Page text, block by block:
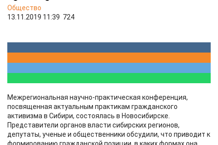
Общество
13.11.2019 11:39 724
Межрегиональная научно-практическая конференция,
посвященная актуальным практикам гражданского
активизма в Сибири, состоялась в Новосибирске.
Представители органов власти сибирских регионов,
депутаты, ученые и общественники обсудили, что приводит к